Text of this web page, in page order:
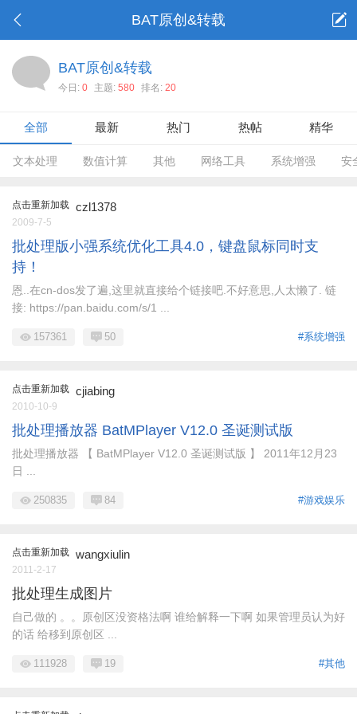
BAT原创&转载
BAT原创&转载
今日: 0 主题: 580 排名: 20
全部 最新 热门 热帖 精华
文本处理 数值计算 其他 网络工具 系统增强 安
点击重新加载 czl1378
2009-7-5
批处理版小强系统优化工具4.0，键盘鼠标同时支
持！
恩..在cn-dos发了遍,这里就直接给个链接吧.不好意思,人太懒了. 链
接: https://pan.baidu.com/s/1 ...
#系统增强
157361 50
点击重新加载 cjiabing
2010-10-9
批处理播放器 BatMPlayer V12.0 圣诞测试版
批处理播放器 【 BatMPlayer V12.0 圣诞测试版 】 2011年12月23
日 ...
#游戏娱乐
250835 84
点击重新加载 wangxiulin
2011-2-17
批处理生成图片
自己做的 。。原创区没资格法啊 谁给解释一下啊 如果管理员认为好
的话 给移到原创区 ...
#其他
111928 19